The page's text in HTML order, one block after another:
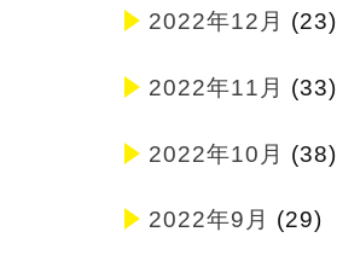
2022年12月 (23)
2022年11月 (33)
2022年10月 (38)
2022年9月 (29)